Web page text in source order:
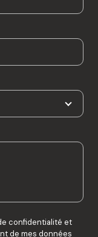
confidentialité et
de mes données